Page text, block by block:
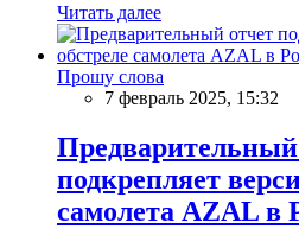
Читать далее
Прошу слова
7 февраль 2025, 15:32
Предварительный
подкрепляет
самолета AZAL в